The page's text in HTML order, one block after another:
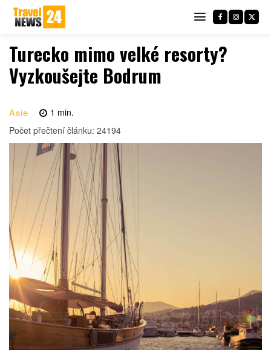
Turecko mimo velké resorty?
Vyzkoušejte Bodrum
Asie 1 min.
Počet přečtení článku: 24194